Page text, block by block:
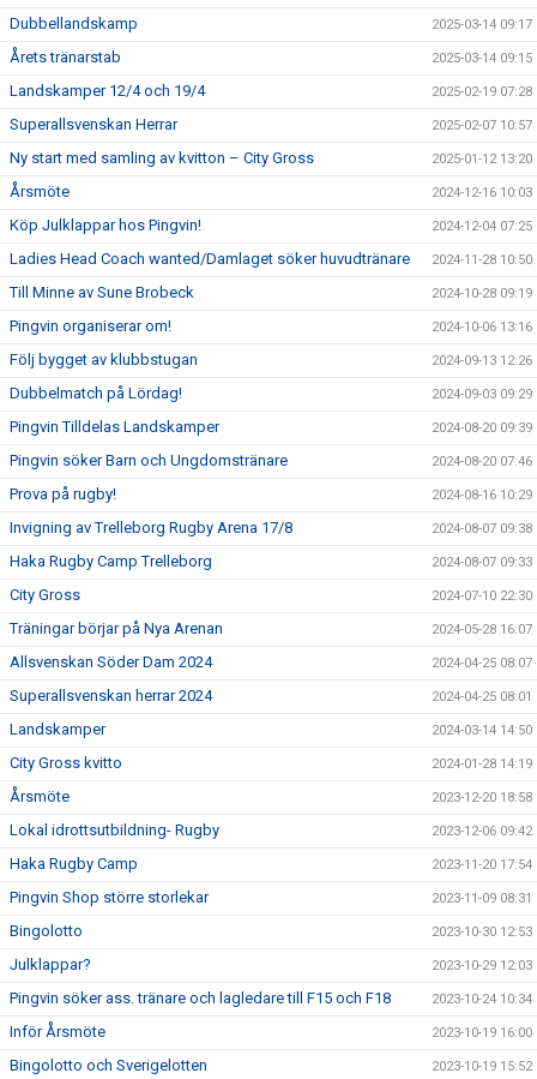
Dubbellandskamp 2025-03-14 09:17
Årets tränarstab 2025-03-14 09:15
Landskamper 12/4 och 19/4 2025-02-19 07:28
Superallsvenskan Herrar 2025-02-07 10:57
Ny start med samling av kvitton – City Gross 2025-01-12 13:20
Årsmöte 2024-12-16 10:03
Köp Julklappar hos Pingvin! 2024-12-04 07:25
Ladies Head Coach wanted/Damlaget söker huvudtränare 2024-11-28 10:50
Till Minne av Sune Brobeck 2024-10-28 09:19
Pingvin organiserar om! 2024-10-06 13:16
Följ bygget av klubbstugan 2024-09-13 12:26
Dubbelmatch på Lördag! 2024-09-03 09:29
Pingvin Tilldelas Landskamper 2024-08-20 09:39
Pingvin söker Barn och Ungdomstränare 2024-08-20 07:46
Prova på rugby! 2024-08-16 10:29
Invigning av Trelleborg Rugby Arena 17/8 2024-08-07 09:38
Haka Rugby Camp Trelleborg 2024-08-07 09:33
City Gross 2024-07-10 22:30
Träningar börjar på Nya Arenan 2024-05-28 16:07
Allsvenskan Söder Dam 2024 2024-04-25 08:07
Superallsvenskan herrar 2024 2024-04-25 08:01
Landskamper 2024-03-14 14:50
City Gross kvitto 2024-01-28 14:19
Årsmöte 2023-12-20 18:58
Lokal idrottsutbildning- Rugby 2023-12-06 09:42
Haka Rugby Camp 2023-11-20 17:54
Pingvin Shop större storlekar 2023-11-09 08:31
Bingolotto 2023-10-30 12:53
Julklappar? 2023-10-29 12:03
Pingvin söker ass. tränare och lagledare till F15 och F18 2023-10-24 10:34
Inför Årsmöte 2023-10-19 16:00
Bingolotto och Sverigelotten 2023-10-19 15:52